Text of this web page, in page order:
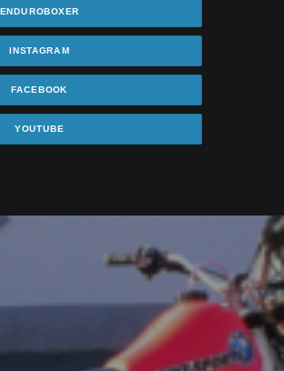
ENDUROBOXER
INSTAGRAM
FACEBOOK
YOUTUBE